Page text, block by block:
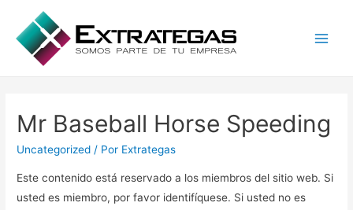
Mr Baseball Horse Speeding
Uncategorized / Por Extrategas
Este contenido está reservado a los miembros del sitio web. Si
usted es miembro, por favor identifíquese. Si usted no es